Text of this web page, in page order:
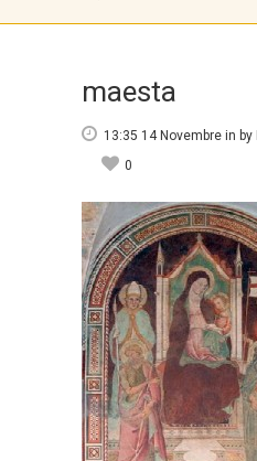
maesta
13:35 14 Novembre in by
0